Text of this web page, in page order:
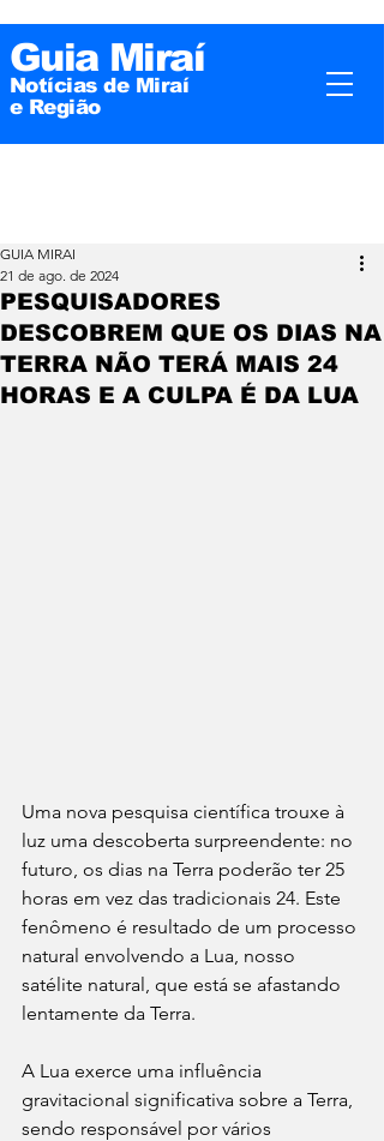
Guia Miraí
Notícias de Miraí
e Região
PESQUISADORES
DESCOBREM QUE OS DIAS NA
TERRA NÃO TERÁ MAIS 24
HORAS E A CULPA É DA LUA
GUIA MIRAI
21 de ago. de 2024
Uma nova pesquisa científica trouxe à
luz uma descoberta surpreendente: no
futuro, os dias na Terra poderão ter 25
horas em vez das tradicionais 24. Este
fenômeno é resultado de um processo
natural envolvendo a Lua, nosso
satélite natural, que está se afastando
lentamente da Terra.
A Lua exerce uma influência
gravitacional significativa sobre a Terra,
sendo responsável por vários